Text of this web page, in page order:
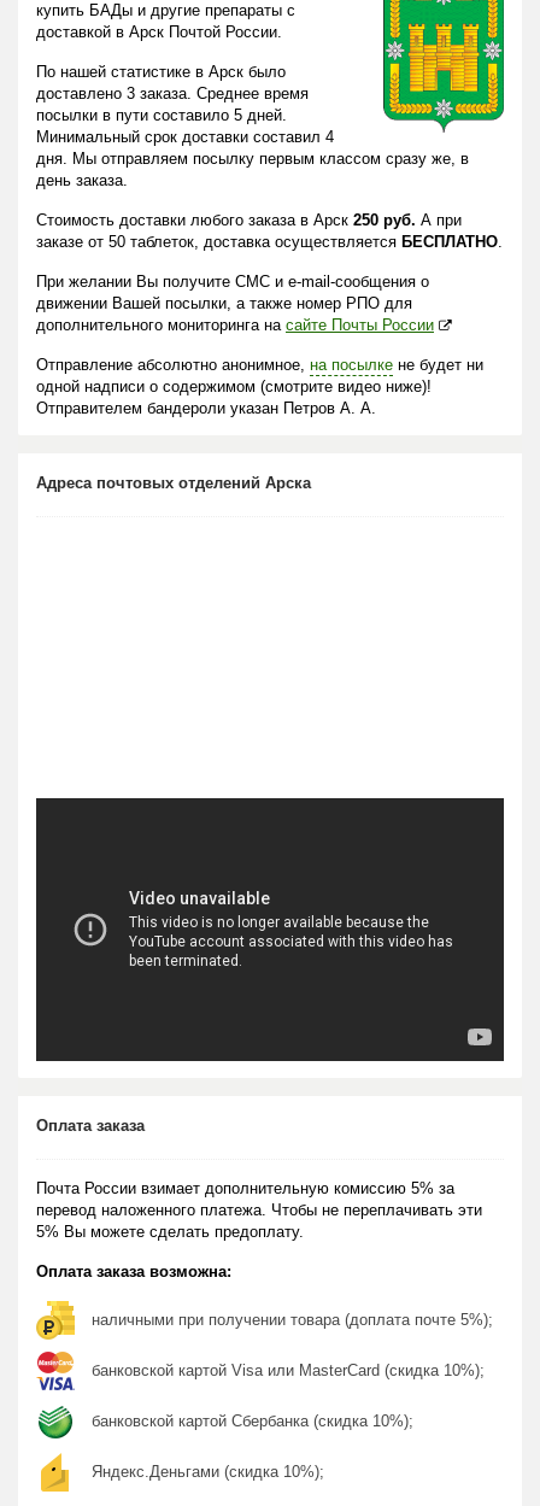
купить БАДы и другие препараты с
доставкой в Арск Почтой России.
По нашей статистике в Арск было
доставлено 3 заказа. Среднее время
посылки в пути составило 5 дней.
Минимальный срок доставки составил 4
дня. Мы отправляем посылку первым классом сразу же, в
день заказа.
Стоимость доставки любого заказа в Арск 250 руб. А при
заказе от 50 таблеток, доставка осуществляется БЕСПЛАТНО.
При желании Вы получите СМС и e-mail-сообщения о
движении Вашей посылки, а также номер РПО для
дополнительного мониторинга на сайте Почты России
Отправление абсолютно анонимное, на посылке не будет ни
одной надписи о содержимом (смотрите видео ниже)!
Отправителем бандероли указан Петров А. А.
Адреса почтовых отделений Арска
Оплата заказа
Почта России взимает дополнительную комиссию 5% за
перевод наложенного платежа. Чтобы не переплачивать эти
5% Вы можете сделать предоплату.
Оплата заказа возможна:
наличными при получении товара (доплата почте 5%);
банковской картой Visa или MasterCard (скидка 10%);
банковской картой Сбербанка (скидка 10%);
Яндекс.Деньгами (скидка 10%);